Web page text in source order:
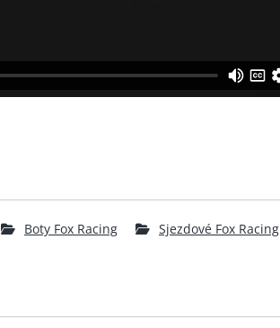
Boty Fox Racing Sjezdové Fox Racing